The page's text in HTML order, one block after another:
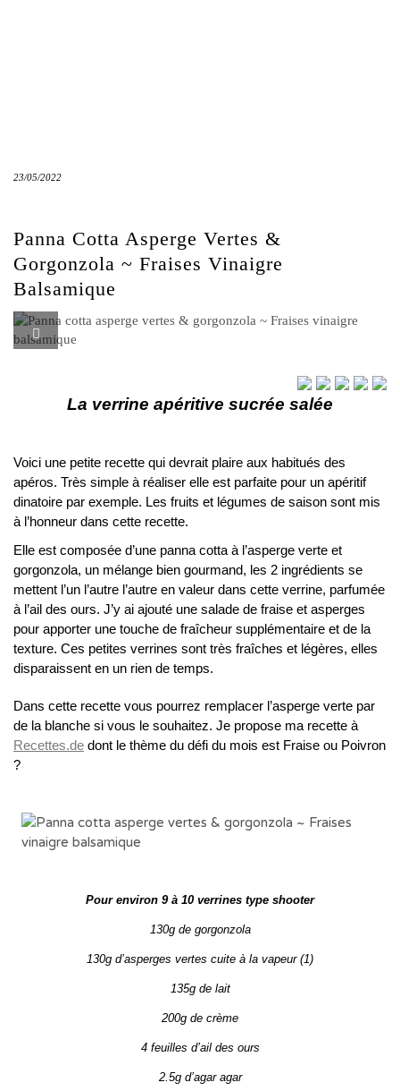
23/05/2022
Panna Cotta Asperge Vertes &
Gorgonzola ~ Fraises Vinaigre
Balsamique
La verrine apéritive sucrée salée
Voici une petite recette qui devrait plaire aux habitués des
apéros. Très simple à réaliser elle est parfaite pour un apéritif
dinatoire par exemple. Les fruits et légumes de saison sont mis
à l’honneur dans cette recette.
Elle est composée d’une panna cotta à l’asperge verte et
gorgonzola, un mélange bien gourmand, les 2 ingrédients se
mettent l’un l’autre l’autre en valeur dans cette verrine, parfumée
à l’ail des ours. J’y ai ajouté une salade de fraise et asperges
pour apporter une touche de fraîcheur supplémentaire et de la
texture. Ces petites verrines sont très fraîches et légères, elles
disparaissent en un rien de temps.
Dans cette recette vous pourrez remplacer l’asperge verte par
de la blanche si vous le souhaitez. Je propose ma recette à
Recettes.de dont le thème du défi du mois est Fraise ou Poivron
?
Pour environ 9 à 10 verrines type shooter
130g de gorgonzola
130g d’asperges vertes cuite à la vapeur (1)
135g de lait
200g de crème
4 feuilles d’ail des ours
2.5g d’agar agar